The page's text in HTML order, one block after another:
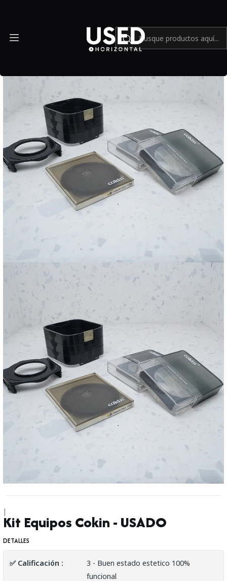
|
Kit Equipos Cokin - USADO
DETALLES
✅ Calificación :
3 - Buen estado estetico 100%
funcional